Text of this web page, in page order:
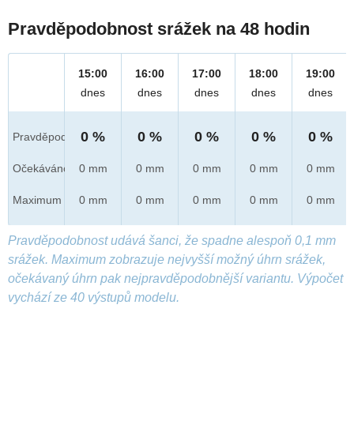
Pravděpodobnost srážek na 48 hodin
Pravděpod.
Očekáváno
Maximum
15:00
dnes
0 %
0 mm
0 mm
16:00
dnes
0 %
0 mm
0 mm
17:00
dnes
0 %
0 mm
0 mm
18:00
dnes
0 %
0 mm
0 mm
19:00
dnes
0 %
0 mm
0 mm
Pravděpodobnost udává šanci, že spadne alespoň 0,1 mm
srážek. Maximum zobrazuje nejvyšší možný úhrn srážek,
očekávaný úhrn pak nejpravděpodobnější variantu. Výpočet
vychází ze 40 výstupů modelu.